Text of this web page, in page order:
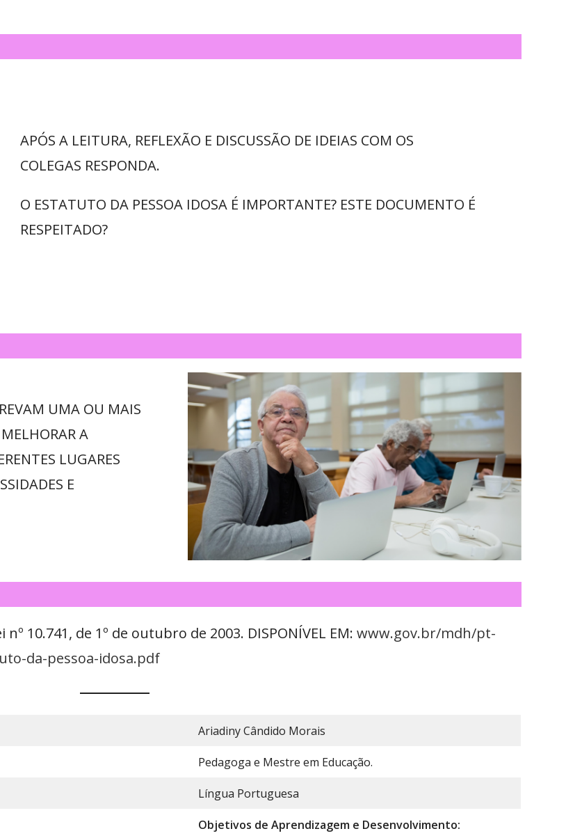
APÓS A LEITURA, REFLEXÃO E DISCUSSÃO DE IDEIAS COM OS
COLEGAS RESPONDA.
O ESTATUTO DA PESSOA IDOSA É IMPORTANTE? ESTE DOCUMENTO É
RESPEITADO?
UMA OU MAIS
A
LUGARES
E
nº 10.741, de 1º de outubro de 2003. DISPONÍVEL EM: www.gov.br/mdh/pt-
da-pessoa-idosa.pdf
Ariadiny Cândido Morais
Pedagoga e Mestre em Educação.
Língua Portuguesa
Objetivos de Aprendizagem e Desenvolvimento: